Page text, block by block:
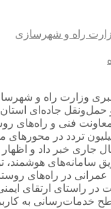
راه و شهرسازی
وزارت راه و
حمل‌ونقل جاده‌ای
فنی و راه‌های
بیش از ۲۷۲ میلیون تردد در
خبر داد و اظهار
سامانه‌های هوشمند،
در راه‌های
در راستای ارتقای
خدمات‌رسانی به